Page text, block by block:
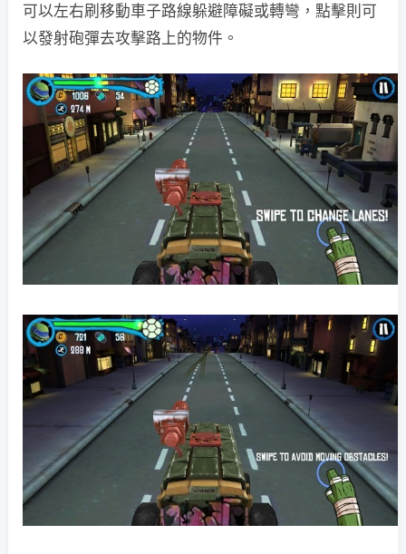
可以左右刷移動車子路線躲避障礙或轉彎，點擊則可
以發射砲彈去攻擊路上的物件。